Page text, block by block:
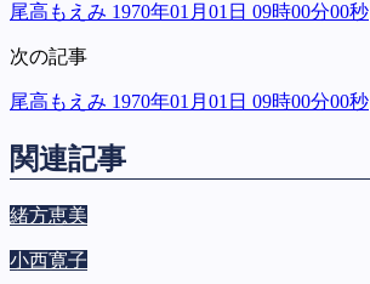
尾高もえみ 1970年01月01日 09時00分00秒
次の記事
尾高もえみ 1970年01月01日 09時00分00秒
関連記事
緒方恵美
小西寛子